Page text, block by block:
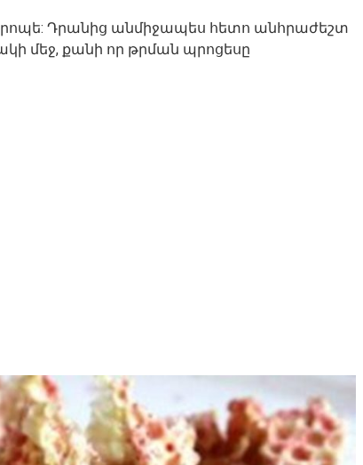
րոպե: Դրանից անմիջապես հետո անհրաժեշտ
մեջ, քանի որ թրման պրոցեսը